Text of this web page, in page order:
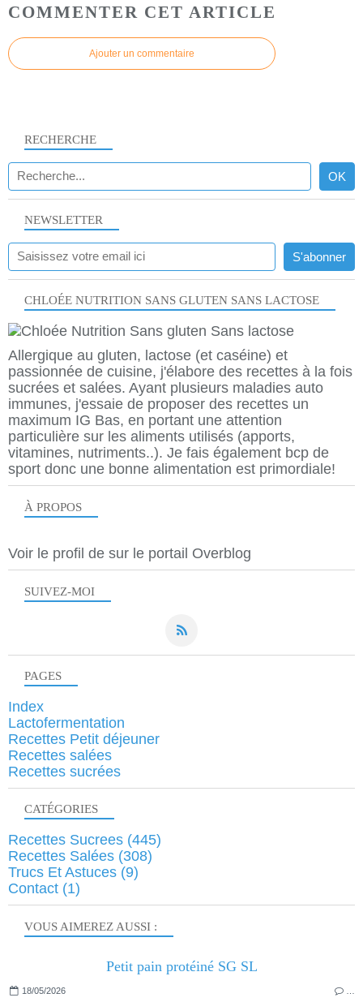
COMMENTER CET ARTICLE
Ajouter un commentaire
NEWSLETTER
SUIVEZ-MOI
RECHERCHE
CHLOÉE NUTRITION SANS GLUTEN SANS LACTOSE
Allergique au gluten, lactose (et caséine) et
passionnée de cuisine, j'élabore des recettes à la fois
sucrées et salées. Ayant plusieurs maladies auto
immunes, j'essaie de proposer des recettes un
maximum IG Bas, en portant une attention
particulière sur les aliments utilisés (apports,
vitamines, nutriments..). Je fais également bcp de
sport donc une bonne alimentation est primordiale!
À PROPOS
Voir le profil de sur le portail Overblog
VOUS AIMEREZ AUSSI :
Petit pain protéiné SG SL
18/05/2026
PAGES
Index
Lactofermentation
Recettes Petit déjeuner
Recettes salées
Recettes sucrées
CATÉGORIES
Recettes Sucrees (445)
Recettes Salées (308)
Trucs Et Astuces (9)
Contact (1)